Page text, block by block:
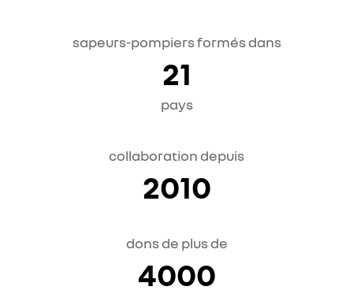
sapeurs-pompiers formés dans
21
pays
collaboration depuis
2010
dons de plus de
4000